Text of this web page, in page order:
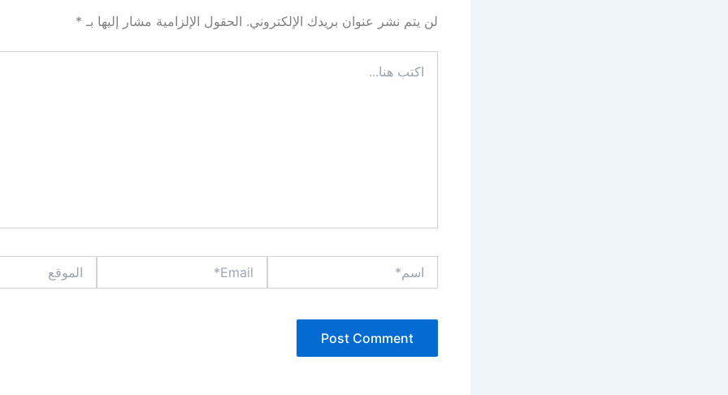
لن يتم نشر عنوان بريدك الإلكتروني. الحقول الإلزامية مشار إليها بـ *
هنا...